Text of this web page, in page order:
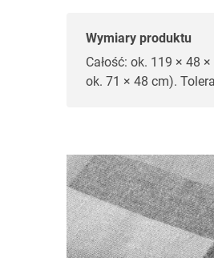
Wymiary produktu
Całość: ok. 119 × 48
ok. 71 × 48 cm).